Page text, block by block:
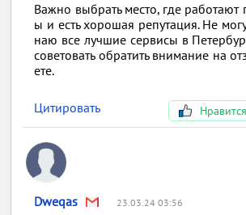
Важно выбрать место, где работают
ы и есть хорошая репутация. Не могу
наю все лучшие сервисы в
советовать обратить внимание на
ете.
Цитировать Нравится
Dweqas 23.03.24 03:56